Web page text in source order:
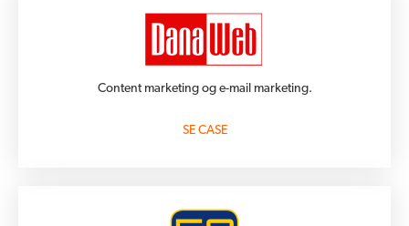
Content marketing og e-mail marketing.
SE CASE